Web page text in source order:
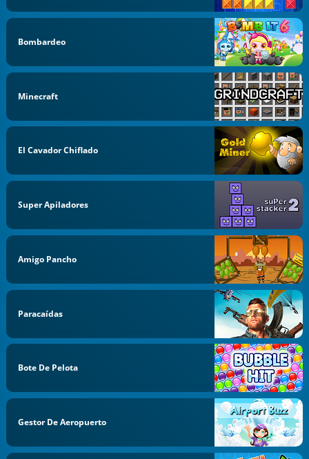
Bombardeo
Minecraft
El Cavador Chiflado
Super Apiladores
Amigo Pancho
Paracaídas
Bote De Pelota
Gestor De Aeropuerto